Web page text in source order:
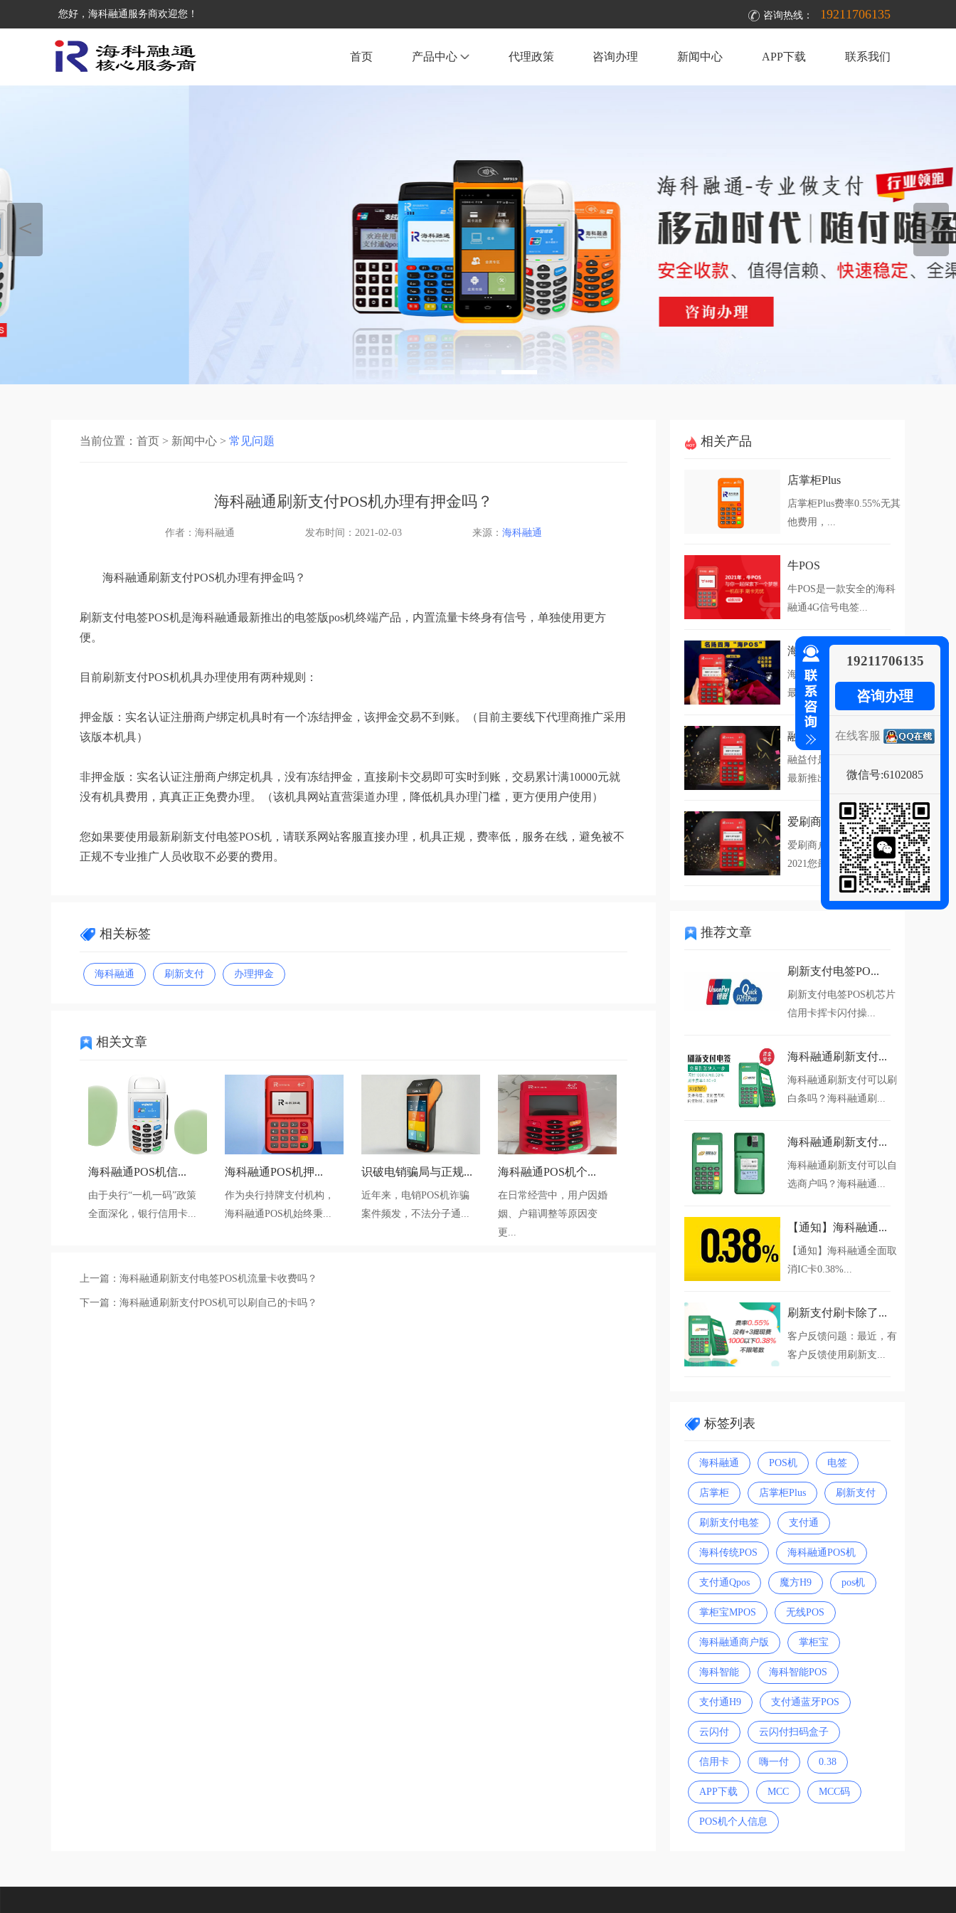
您好，海科融通服务商欢迎您！ 咨询热线： 19211706135
首页 产品中心 代理政策 咨询办理 新闻中心 APP下载 联系我们
＜ ＞
当前位置： 首页 > 新闻中心 > 常见问题
海科融通刷新支付POS机办理有押金吗？
作者：海科融通 发布时间：2021-02-03 来源： 海科融通
海科融通刷新支付POS机办理有押金吗？
刷新支付电签POS机是海科融通最新推出的电签版pos机终端产品，内置流量卡终身有信号，单独使用更方
便。
目前刷新支付POS机机具办理使用有两种规则：
押金版：实名认证注册商户绑定机具时有一个冻结押金，该押金交易不到账。（目前主要线下代理商推广采用
该版本机具）
非押金版：实名认证注册商户绑定机具，没有冻结押金，直接刷卡交易即可实时到账，交易累计满10000元就
没有机具费用，真真正正免费办理。（该机具网站直营渠道办理，降低机具办理门槛，更方便用户使用）
您如果要使用最新刷新支付电签POS机，请联系网站客服直接办理，机具正规，费率低，服务在线，避免被不
正规不专业推广人员收取不必要的费用。
相关标签
海科融通 刷新支付 办理押金
相关文章
海科融通POS机信...
由于央行“一机一码”政策
全面深化，银行信用卡...
海科融通POS机押...
作为央行持牌支付机构，
海科融通POS机始终秉...
识破电销骗局与正规...
近年来，电销POS机诈骗
案件频发，不法分子通...
海科融通POS机个...
在日常经营中，用户因婚
姻、户籍调整等原因变
更...
上一篇： 海科融通刷新支付电签POS机流量卡收费吗？
下一篇： 海科融通刷新支付POS机可以刷自己的卡吗？
相关产品
店掌柜Plus
店掌柜Plus费率0.55%无其
他费用，...
牛POS
牛POS是一款安全的海科
融通4G信号电签...
海pos
海POS是海科融通2021您
最新推出的4...
融益付
融益付是海科融通2021您
最新推出的4G...
爱刷商户版
爱刷商户版是海科融通
2021您最新推出的...
推荐文章
刷新支付电签PO...
刷新支付电签POS机芯片
信用卡挥卡闪付操...
海科融通刷新支付...
海科融通刷新支付可以刷
白条吗？海科融通刷...
海科融通刷新支付...
海科融通刷新支付可以自
选商户吗？海科融通...
【通知】海科融通...
【通知】海科融通全面取
消IC卡0.38%...
刷新支付刷卡除了...
客户反馈问题：最近，有
客户反馈使用刷新支...
标签列表
海科融通 POS机 电签
店掌柜 店掌柜Plus 刷新支付
刷新支付电签 支付通
海科传统POS 海科融通POS机
支付通Qpos 魔方H9 pos机
掌柜宝MPOS 无线POS
海科融通商户版 掌柜宝
海科智能 海科智能POS
支付通H9 支付通蓝牙POS
云闪付 云闪付扫码盒子
信用卡 嗨一付 0.38
APP下载 MCC MCC码
POS机个人信息
19211706135
咨询办理
在线客服
微信号:6102085